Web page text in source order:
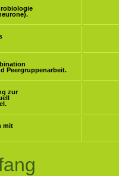
Peergruppenarbeit.
zur
mit